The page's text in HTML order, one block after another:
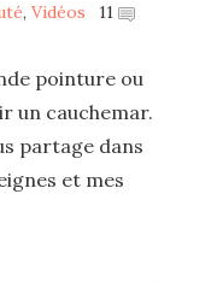
, Vidéos 11
pointure ou
un cauchemar.
partage dans
et mes